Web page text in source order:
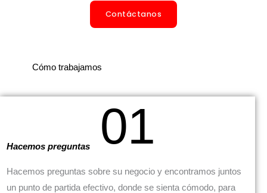
Contáctanos
Cómo trabajamos
01
Hacemos preguntas
Hacemos preguntas sobre su negocio y encontramos juntos
un punto de partida efectivo, donde se sienta cómodo, para